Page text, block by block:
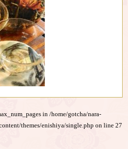
in/home/gotcha/nara-
themes/enishiya/single.php on line27